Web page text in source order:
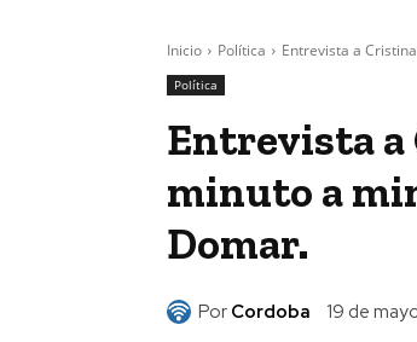
Inicio Política Entrevista a
Política
Entrevista a
minuto a
Domar.
Por Cordoba 19 de